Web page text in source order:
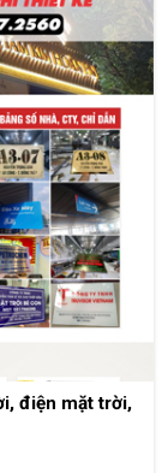
điện mặt trời,